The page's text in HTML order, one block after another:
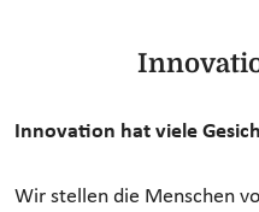
Innovation hat viele
Wir stellen die Menschen